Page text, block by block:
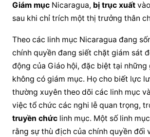
Giám mục Nicaragua, bị trục xuất
sau khi chỉ trích một thị trưởng thân
Theo các linh mục Nicaragua đang
chính quyền đang siết chặt giám sát
động của Giáo hội, đặc biệt tại những
không có giám mục. Họ cho biết lực
thường xuyên theo dõi các linh mục
việc tổ chức các nghi lễ quan trọng,
truyền chức linh mục. Một số linh
rằng sự thù địch của chính quyền đối